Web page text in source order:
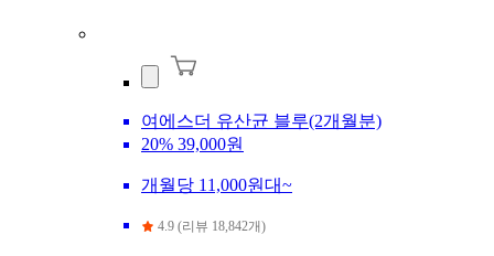
여에스더 유산균 블루(2개월분)
20% 39,000원
개월당 11,000원대~
4.9 (리뷰 18,842개)